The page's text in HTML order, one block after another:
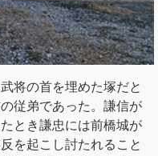
将の首を埋めた塚だと
従弟であった。謙信が
とき謙忠には前橋城が
を起こし討たれること